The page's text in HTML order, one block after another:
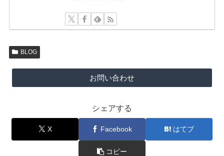
BLOG
お問い合わせ
シェアする
X Facebook はてブ
コピー